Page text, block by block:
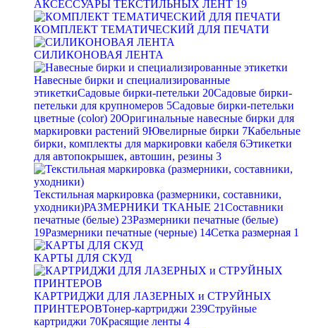
АКСЕССУАРЫ ТЕКСТИЛЬНЫХ ЛЕНТ 19
КОМПЛЕКТ ТЕМАТИЧЕСКИЙ ДЛЯ ПЕЧАТИ
СИЛИКОНОВАЯ ЛЕНТА
Навесные бирки и специализированные
этикеткиСадовые бирки-петельки 20Садовые бирки-
петельки для крупномеров 5Садовые бирки-петельки
цветные (color) 20Оригинальные навесные бирки для
маркировки растений 9Ювелирные бирки 7Кабельные
бирки, комплекты для маркировки кабеля 6Этикетки
для автопокрышек, автошин, резины 3
Текстильная маркировка (размерники, составники,
уходники)РАЗМЕРНИКИ ТКАНЫЕ 21Составники
печатные (белые) 23Размерники печатные (белые)
19Размерники печатные (черные) 14Сетка размерная 1
КАРТЫ ДЛЯ СКУД
КАРТРИДЖИ ДЛЯ ЛАЗЕРНЫХ и СТРУЙНЫХ
ПРИНТЕРОВТонер-картриджи 239Струйные
картриджи 70Красящие ленты 4